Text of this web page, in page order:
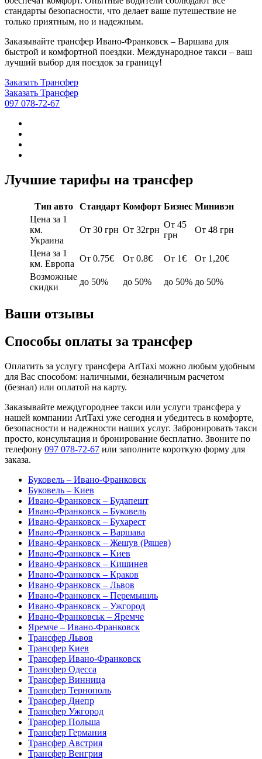
стандарты безопасности, что делает ваше путешествие не
только приятным, но и надежным.
Заказывайте трансфер Ивано-Франковск – Варшава для
быстрой и комфортной поездки. Международное такси – ваш
лучший выбор для поездок за границу!
Заказать Трансфер
Заказать Трансфер
097 078-72-67
Лучшие тарифы на трансфер
Тип авто Стандарт Комфорт Бизнес Минивэн
Цена за 1
км.
Украина
От 30 грн От 32грн
От 45
грн
От 48 грн
Цена за 1
км. Европа
От 0.75€ От 0.8€ От 1€
От 1,20€
Возможные
скидки
до 50% до 50% до 50% до 50%
Ваши отзывы
Способы оплаты за трансфер
Оплатить за услугу трансфера ArtTaxi можно любым удобным
для Вас способом: наличными, безналичным расчетом
(безнал) или оплатой на карту.
Заказывайте междугороднее такси или услуги трансфера у
нашей компании ArtTaxi уже сегодня и убедитесь в комфорте,
безопасности и надежности наших услуг. Забронировать такси
просто, консультация и бронирование бесплатно. Звоните по
телефону 097 078-72-67 или заполните короткую форму для
заказа.
Буковель – Ивано-Франковск
Буковель – Киев
Ивано-Франковск – Будапешт
Ивано-Франковск – Буковель
Ивано-Франковск – Бухарест
Ивано-Франковск – Варшава
Ивано-Франковск – Жешув (Ряшев)
Ивано-Франковск – Киев
Ивано-Франковск – Кишинев
Ивано-Франковск – Краков
Ивано-Франковск – Львов
Ивано-Франковск – Перемышль
Ивано-Франковск – Ужгород
Ивано-Франковськ – Яремче
Яремче – Ивано-Франковск
Трансфер Львов
Трансфер Киев
Трансфер Ивано-Франковск
Трансфер Одесса
Трансфер Винница
Трансфер Тернополь
Трансфер Днепр
Трансфер Ужгород
Трансфер Польша
Трансфер Германия
Трансфер Австрия
Трансфер Венгрия